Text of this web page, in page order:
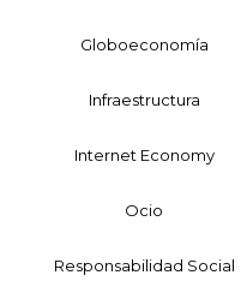
Globoeconomía
Infraestructura
Internet Economy
Ocio
Responsabilidad Social